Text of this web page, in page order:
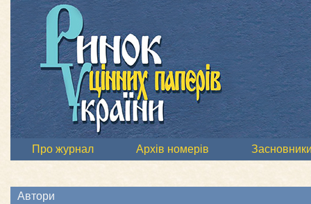
Про журнал Архів номерів
Автори